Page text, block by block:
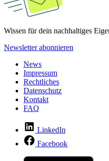
Wissen für dein nachhaltiges
Newsletter abonnieren
News
Impressum
Rechtliches
Datenschutz
Kontakt
FAQ
LinkedIn
Facebook